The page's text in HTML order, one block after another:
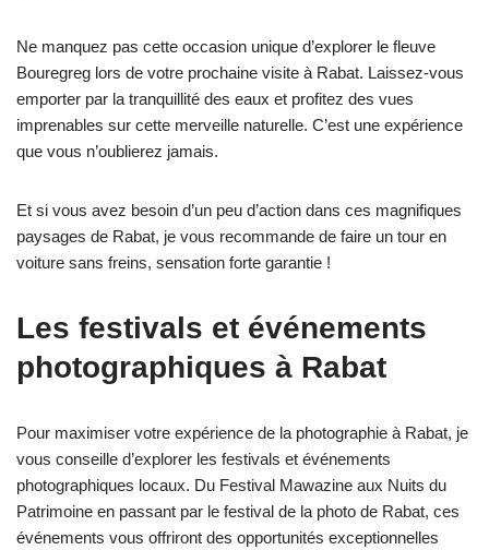
Ne manquez pas cette occasion unique d’explorer le fleuve
Bouregreg lors de votre prochaine visite à Rabat. Laissez-vous
emporter par la tranquillité des eaux et profitez des vues
imprenables sur cette merveille naturelle. C’est une expérience
que vous n’oublierez jamais.
Et si vous avez besoin d’un peu d’action dans ces magnifiques
paysages de Rabat, je vous recommande de faire un tour en
voiture sans freins, sensation forte garantie !
Les festivals et événements
photographiques à Rabat
Pour maximiser votre expérience de la photographie à Rabat, je
vous conseille d’explorer les festivals et événements
photographiques locaux. Du Festival Mawazine aux Nuits du
Patrimoine en passant par le festival de la photo de Rabat, ces
événements vous offriront des opportunités exceptionnelles